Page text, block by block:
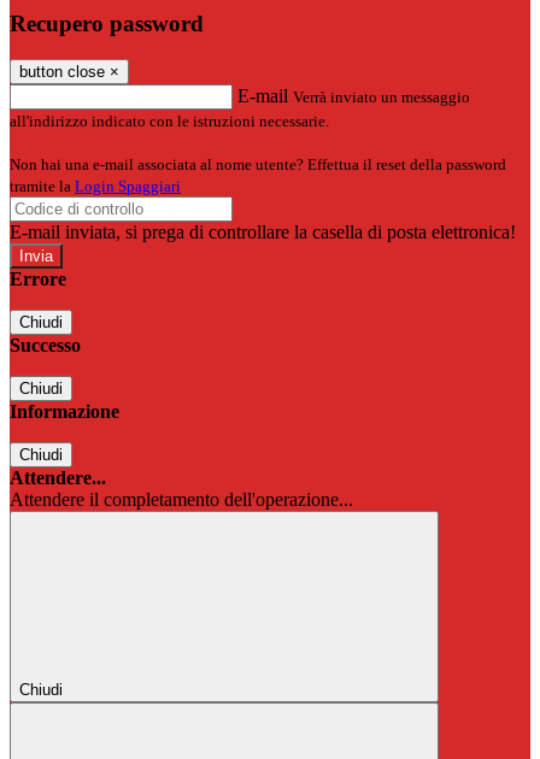
Recupero password
button close ×
E-mail Verrà inviato un messaggio
all'indirizzo indicato con le istruzioni necessarie.
Non hai una e-mail associata al nome utente? Effettua il reset della password
tramite la Login Spaggiari
E-mail inviata, si prega di controllare la casella di posta elettronica!
Errore
Chiudi
Successo
Chiudi
Informazione
Chiudi
Attendere...
Attendere il completamento dell'operazione...
Chiudi